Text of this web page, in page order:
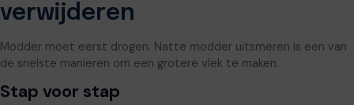
verwijderen
Modder moet eerst drogen. Natte modder uitsmeren is een van
de snelste manieren om een grotere vlek te maken.
Stap voor stap